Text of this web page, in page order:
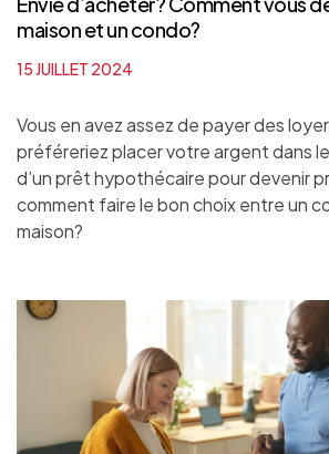
maison et un condo?
15 JUILLET 2024
Vous en avez assez de payer des
préféreriez placer votre argent dans
d’un prêt hypothécaire pour devenir
comment faire le bon choix entre un
maison?